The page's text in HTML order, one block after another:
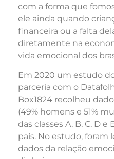
com a forma que
ele ainda quando
financeira ou a falta
diretamente na
vida emocional dos
Em 2020 um estudo
parceria com o
Box1824 recolheu
(49% homens e 51%
das classes A, B, C, D
país. No estudo, foram
dados da relação